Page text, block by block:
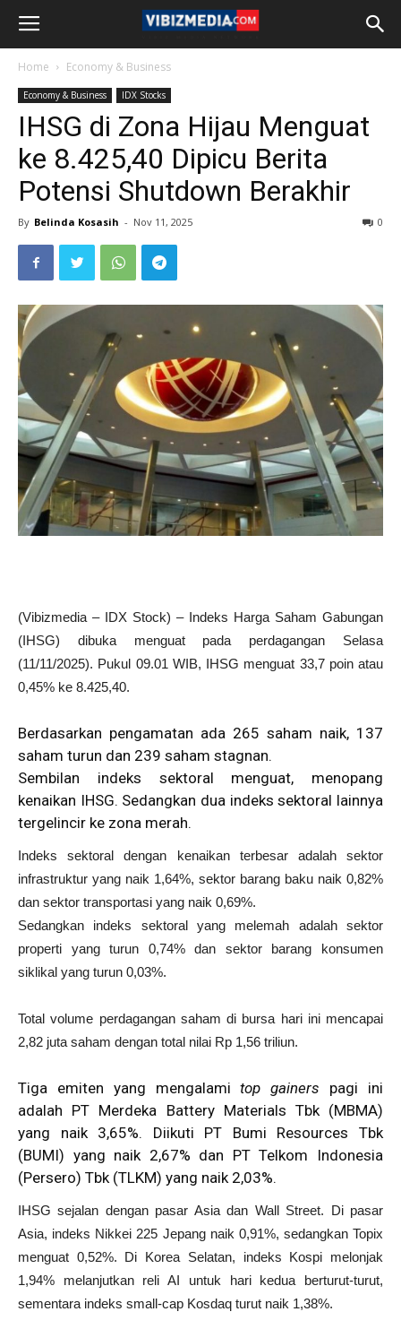
Home Economy & Business
Economy & Business IDX Stocks
IHSG di Zona Hijau Menguat
ke 8.425,40 Dipicu Berita
Potensi Shutdown Berakhir
By Belinda Kosasih - Nov 11, 2025 0
(Vibizmedia – IDX Stock) – Indeks Harga Saham Gabungan
(IHSG) dibuka menguat pada perdagangan Selasa
(11/11/2025). Pukul 09.01 WIB, IHSG menguat 33,7 poin atau
0,45% ke 8.425,40.
Berdasarkan pengamatan ada 265 saham naik, 137
saham turun dan 239 saham stagnan.
Sembilan indeks sektoral menguat, menopang
kenaikan IHSG. Sedangkan dua indeks sektoral lainnya
tergelincir ke zona merah.
Indeks sektoral dengan kenaikan terbesar adalah sektor
infrastruktur yang naik 1,64%, sektor barang baku naik 0,82%
dan sektor transportasi yang naik 0,69%.
Sedangkan indeks sektoral yang melemah adalah sektor
properti yang turun 0,74% dan sektor barang konsumen
siklikal yang turun 0,03%.
Total volume perdagangan saham di bursa hari ini mencapai
2,82 juta saham dengan total nilai Rp 1,56 triliun.
Tiga emiten yang mengalamitop gainers pagi ini
adalah PT Merdeka Battery Materials Tbk (MBMA)
yang naik 3,65%. Diikuti PT Bumi Resources Tbk
(BUMI) yang naik 2,67% dan PT Telkom Indonesia
(Persero) Tbk (TLKM) yang naik 2,03%.
IHSG sejalan dengan pasar Asia dan Wall Street. Di pasar
Asia, indeks Nikkei 225 Jepang naik 0,91%, sedangkan Topix
menguat 0,52%. Di Korea Selatan, indeks Kospi melonjak
1,94% melanjutkan reli AI untuk hari kedua berturut-turut,
sementara indeks small-cap Kosdaq turut naik 1,38%.